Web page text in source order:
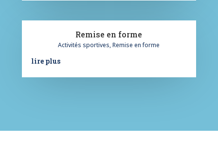
Remise en forme
Activités sportives,Remise en forme
lire plus